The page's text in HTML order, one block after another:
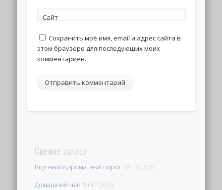
Сайт
Сохранить моё имя, email и адрес сайта в
этом браузере для последующих моих
комментариев.
Свежие записи
Вкусный и ароматный пирог 02.10.2025
Домашний чай 14.07.2024